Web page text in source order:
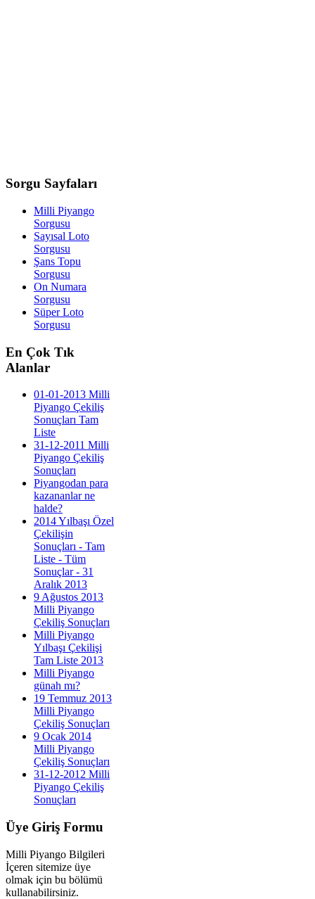
Sorgu Sayfaları
Milli Piyango
Sorgusu
Sayısal Loto
Sorgusu
Şans Topu
Sorgusu
On Numara
Sorgusu
Süper Loto
Sorgusu
En Çok Tık
Alanlar
01-01-2013 Milli
Piyango Çekiliş
Sonuçları Tam
Liste
31-12-2011 Milli
Piyango Çekiliş
Sonuçları
Piyangodan para
kazananlar ne
halde?
2014 Yılbaşı Özel
Çekilişin
Sonuçları - Tam
Liste - Tüm
Sonuçlar - 31
Aralık 2013
9 Ağustos 2013
Milli Piyango
Çekiliş Sonuçları
Milli Piyango
Yılbaşı Çekilişi
Tam Liste 2013
Milli Piyango
günah mı?
19 Temmuz 2013
Milli Piyango
Çekiliş Sonuçları
9 Ocak 2014
Milli Piyango
Çekiliş Sonuçları
31-12-2012 Milli
Piyango Çekiliş
Sonuçları
Üye Giriş Formu
Milli Piyango Bilgileri
İçeren sitemize üye
olmak için bu bölümü
kullanabilirsiniz.